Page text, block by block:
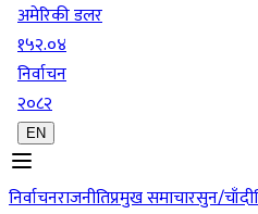
अमेरिकी डलर
१५२.०४
निर्वाचन
२०८२
EN
निर्वाचनराजनीतिप्रमुख समाचारसुन/चाँदी